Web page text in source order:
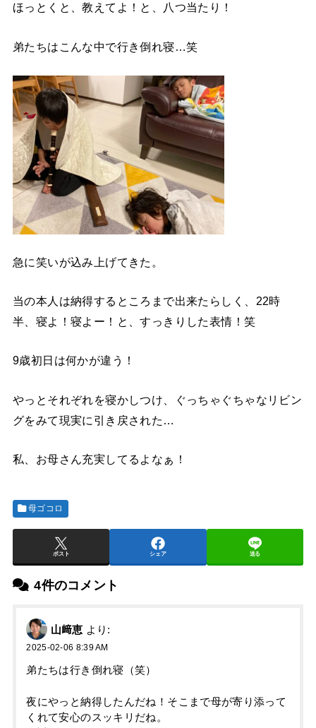
ほっとくと、教えてよ！と、八つ当たり！
弟たちはこんな中で行き倒れ寝…笑
急に笑いが込み上げてきた。
当の本人は納得するところまで出来たらしく、22時
半、寝よ！寝よー！と、すっきりした表情！笑
9歳初日は何かが違う！
やっとそれぞれを寝かしつけ、ぐっちゃぐちゃなリビン
グをみて現実に引き戻された…
私、お母さん充実してるよなぁ！
母ゴコロ
ポスト シェア 送る
4件のコメント
山﨑恵 より:
2025-02-06 8:39 AM
弟たちは行き倒れ寝（笑）
夜にやっと納得したんだね！そこまで母が寄り添って
くれて安心のスッキリだね。